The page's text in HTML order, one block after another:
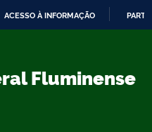
ACESSO À INFORMAÇÃO
Fluminense